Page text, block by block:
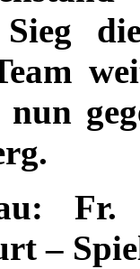
Sieg
nun
Fr.
–